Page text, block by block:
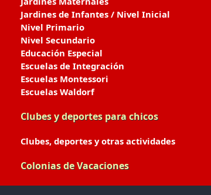
Jardines de Infantes / Nivel Inicial
Nivel Primario
Nivel Secundario
Educación Especial
Escuelas de Integración
Escuelas Montessori
Escuelas Waldorf
Clubes y deportes para chicos
Clubes, deportes y otras actividades
Colonias de Vacaciones